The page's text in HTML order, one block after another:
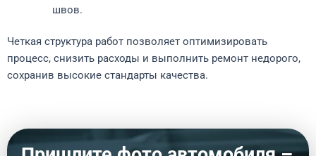
швов.
Четкая структура работ позволяет оптимизировать
процесс, снизить расходы и выполнить ремонт недорого,
сохранив высокие стандарты качества.